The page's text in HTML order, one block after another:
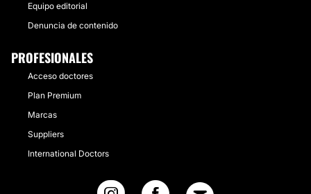
Equipo editorial
Denuncia de contenido
PROFESIONALES
Acceso doctores
Plan Premium
Marcas
Suppliers
International Doctors